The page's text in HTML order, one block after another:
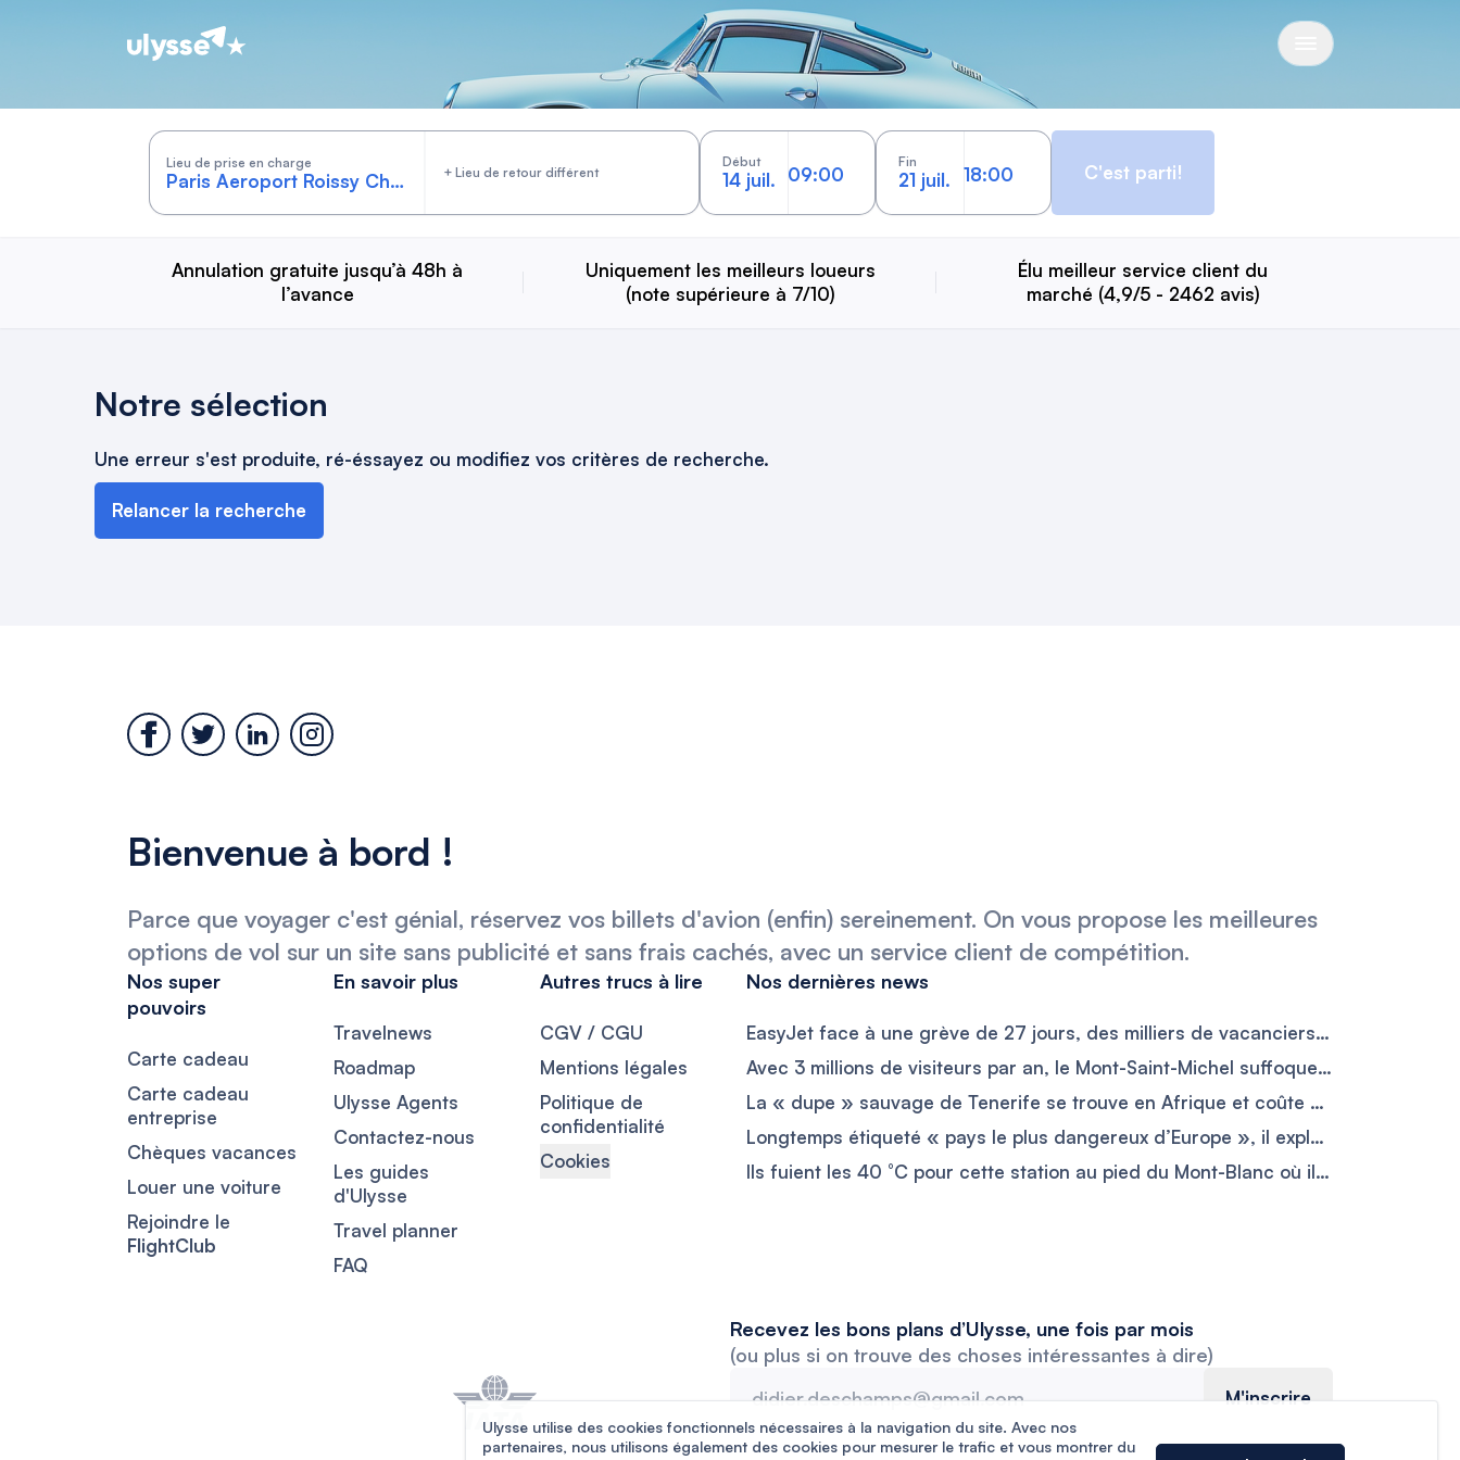
Lieu de prise en charge
+ Lieu de retour différent
Début
14 juil.
Fin
21 juil. C'est parti!
Annulation gratuite jusqu’à 48h à
l’avance
Uniquement les meilleurs loueurs
(note supérieure à 7/10)
Élu meilleur service client du
marché (4,9/5 - 2462 avis)
Notre sélection
Une erreur s'est produite, ré-éssayez ou modifiez vos critères de recherche.
Relancer la recherche
Ulysse utilise des cookies fonctionnels nécessaires à la navigation du site. Avec nos
partenaires, nous utilisons également des cookies pour mesurer le trafic et vous montrer du
Bienvenue à bord !
Parce que voyager c'est génial, réservez vos billets d'avion (enfin) sereinement. On vous propose les meilleures
options de vol sur un site sans publicité et sans frais cachés, avec un service client de compétition.
Nos super
pouvoirs
Carte cadeau
Carte cadeau
entreprise
Chèques vacances
Louer une voiture
Rejoindre le
FlightClub
En savoir plus
Travelnews
Roadmap
Ulysse Agents
Contactez-nous
Les guides
d'Ulysse
Travel planner
FAQ
Autres trucs à lire
CGV / CGU
Mentions légales
Politique de
confidentialité
Cookies
Nos dernières news
EasyJet face à une grève de 27 jours, des milliers de vacanciers risquent de voir leurs vols perturbés
Avec 3 millions de visiteurs par an, le Mont-Saint-Michel suffoque sous le tourisme et pourrait changer les règles d’accès
La « dupe » sauvage de Tenerife se trouve en Afrique et coûte moins de 60 € par jour
Longtemps étiqueté « pays le plus dangereux d’Europe », il explose pourtant les réservations avec +288 % cet été
Ils fuient les 40 °C pour cette station au pied du Mont-Blanc où il fait encore 20 °C en août
Recevez les bons plans d’Ulysse, une fois par mois
(ou plus si on trouve des choses intéressantes à dire)
M'inscrire